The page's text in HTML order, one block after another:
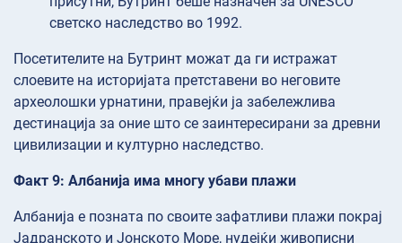
светско наследство во 1992.
Посетителите на Бутринт можат да ги истражат
слоевите на историјата претставени во неговите
археолошки урнатини, правејќи ја забележлива
дестинација за оние што се заинтересирани за древни
цивилизации и културно наследство.
Факт 9: Албанија има многу убави плажи
Албанија е позната по своите зафатливи плажи покрај
Јадранското и Јонското Море, нудејќи живописни